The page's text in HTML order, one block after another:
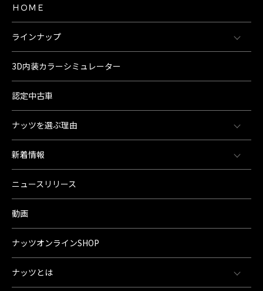
ＨＯＭＥ
ラインナップ
3D内装カラーシミュレーター
認定中古車
ナッツを選ぶ理由
新着情報
ニュースリリース
動画
ナッツオンラインSHOP
ナッツとは